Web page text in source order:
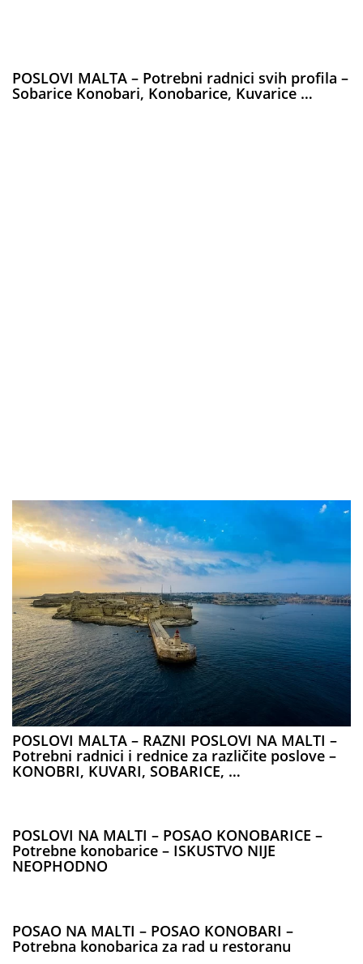
POSLOVI MALTA – Potrebni radnici svih profila –
Sobarice Konobari, Konobarice, Kuvarice …
POSLOVI MALTA – RAZNI POSLOVI NA MALTI –
Potrebni radnici i rednice za različite poslove –
KONOBRI, KUVARI, SOBARICE, …
POSLOVI NA MALTI – POSAO KONOBARICE –
Potrebne konobarice – ISKUSTVO NIJE
NEOPHODNO
POSAO NA MALTI – POSAO KONOBARI –
Potrebna konobarica za rad u restoranu